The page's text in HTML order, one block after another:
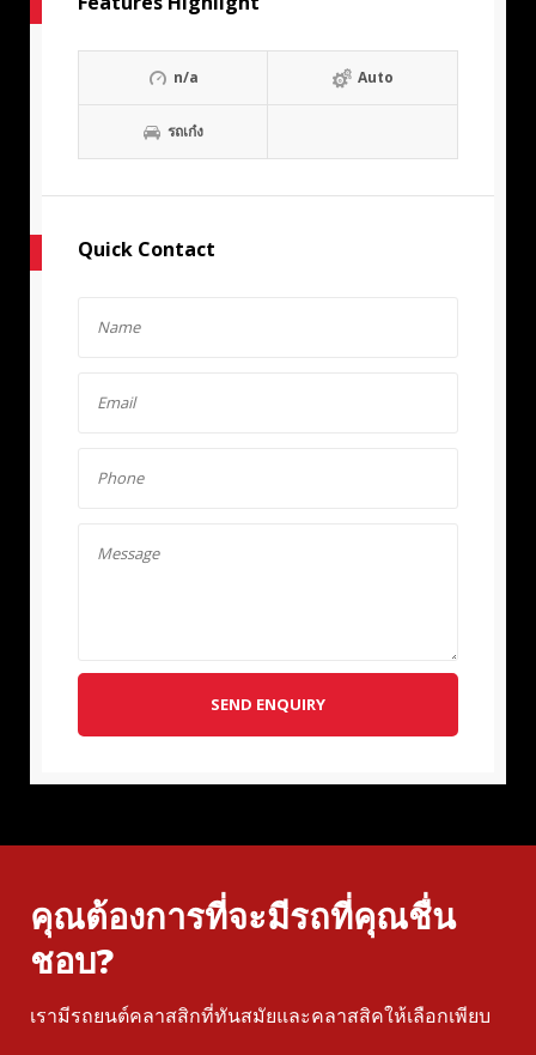
n/a Auto
รถเก๋ง
Quick Contact
SEND ENQUIRY
คุณต้องการที่จะมีรถที่คุณชื่น
ชอบ?
เรามีรถยนต์คลาสสิกที่ทันสมัยและคลาสสิคให้เลือกเพียบ